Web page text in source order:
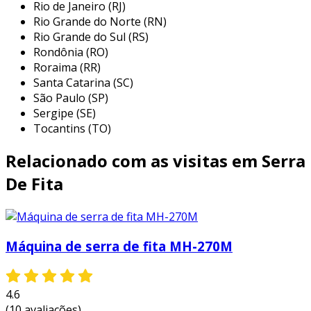
ateliês. aqui estão algumas das principais
aplicações da serra fita:
marcenaria:utilizada para cortes de
precisão em madeiras de diferentes
densidades e espessuras, a serra fita é
ideal para a produção de móveis, peças
decorativas e estruturas de madeira.
serra fita é utilizada para cortes em
placas, tubos e perfis metálicos, sendo
essencial para a fabricação de
é amplamente utilizada para cortes em
acabamentos lisos e sem rebarbas, o que
Rio de Janeiro (RJ)
Rio Grande do Norte (RN)
Rio Grande do Sul (RS)
Rondônia (RO)
Roraima (RR)
Santa Catarina (SC)
São Paulo (SP)
Sergipe (SE)
Tocantins (TO)
Relacionado com as visitas em Serra
De Fita
Máquina de serra de fita MH-270M
4.6